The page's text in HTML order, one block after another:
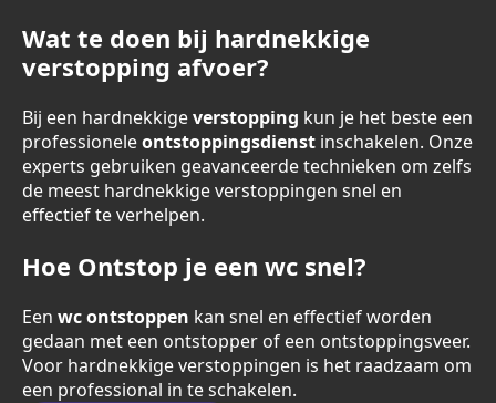
Wat te doen bij hardnekkige
verstopping afvoer?
Bij een hardnekkigeverstopping kun je het beste een
professioneleontstoppingsdienst inschakelen. Onze
experts gebruiken geavanceerde technieken om zelfs
de meest hardnekkige verstoppingen snel en
effectief te verhelpen.
Hoe Ontstop je een wc snel?
Een wc ontstoppen kan snel en effectief worden
gedaan met een ontstopper of een ontstoppingsveer.
Voor hardnekkige verstoppingen is het raadzaam om
een professional in te schakelen.